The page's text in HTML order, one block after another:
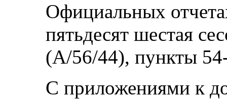
Официальных
пятьдесят шестая
(А/56/44), пункты
С приложениями к